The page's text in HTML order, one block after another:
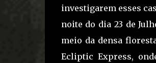
investigarem esses
noite do dia 23 de
meio da densa
Ecliptic Express,